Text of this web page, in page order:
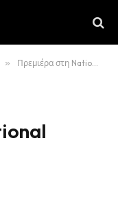
» Πρεμιέρα στη National League 1